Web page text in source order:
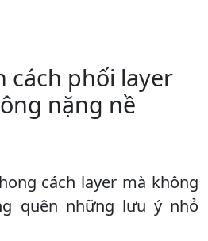
cách phối layer
nặng nề
cách layer mà không
quên những lưu ý nhỏ